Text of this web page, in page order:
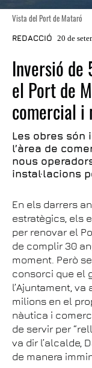
Vista del Port de Mataró
REDACCIÓ 20 de
Inversió de
el Port de
comercial i
Les obres són
l’àrea de
nous
instal·lacions
En els darrers
estratègics, els
per renovar el
de complir 30
moment. Però
consorci que el
l’Ajuntament,
milions en el
nàutica i
de servir per
va dir l’alcalde,
de manera